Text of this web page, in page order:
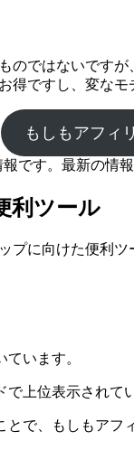
のではないです
得ですし、変な
もしもアフィ
です。最新の情
利ツール
に向けた便利ツ
います。
上位表示され
で、もしもア